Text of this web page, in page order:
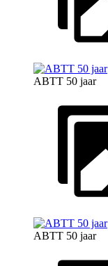
ABTT 50 jaar
ABTT 50 jaar